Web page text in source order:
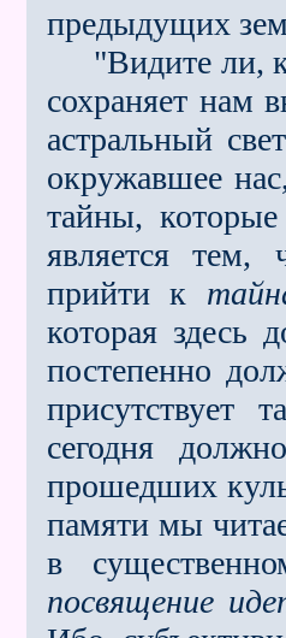
предыдущих
"Видите ли,
сохраняет нам
астральный
окружавшее
тайны,
является
прийти к
которая здесь
постепенно
присутствует
сегодня
прошедших
памяти мы
в
посвящение